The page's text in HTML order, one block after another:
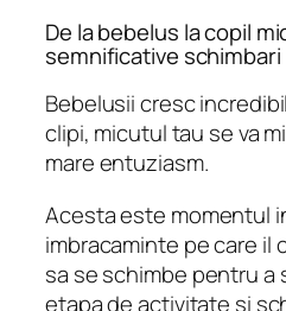
De la bebelus la copil
semnificative schimbari
Bebelusii cresc
clipi, micutul tau se va
mare entuziasm.
Acesta este momentul
imbracaminte pe care il
sa se schimbe pentru a
etapa de activitate si